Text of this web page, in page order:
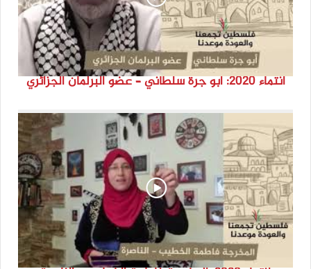
انتماء 2020: أبو جرة سلطاني – عضو البرلمان الجزائري